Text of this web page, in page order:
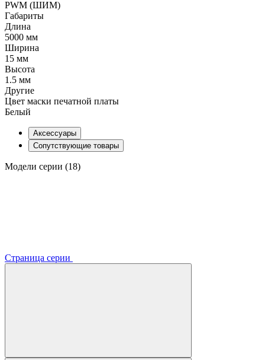
PWM (ШИМ)
Габариты
Длина
5000 мм
Ширина
15 мм
Высота
1.5 мм
Другие
Цвет маски печатной платы
Белый
Аксессуары
Сопутствующие товары
Модели серии (18)
Страница серии